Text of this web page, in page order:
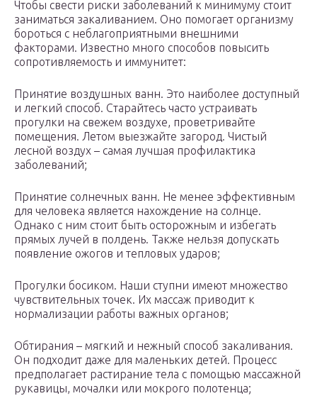
Чтобы свести риски заболеваний к минимуму стоит
заниматься закаливанием. Оно помогает организму
бороться с неблагоприятными внешними
факторами. Известно много способов повысить
сопротивляемость и иммунитет:
Принятие воздушных ванн. Это наиболее доступный
и легкий способ. Старайтесь часто устраивать
прогулки на свежем воздухе, проветривайте
помещения. Летом выезжайте загород. Чистый
лесной воздух – самая лучшая профилактика
заболеваний;
Принятие солнечных ванн. Не менее эффективным
для человека является нахождение на солнце.
Однако с ним стоит быть осторожным и избегать
прямых лучей в полдень. Также нельзя допускать
появление ожогов и тепловых ударов;
Прогулки босиком. Наши ступни имеют множество
чувствительных точек. Их массаж приводит к
нормализации работы важных органов;
Обтирания – мягкий и нежный способ закаливания.
Он подходит даже для маленьких детей. Процесс
предполагает растирание тела с помощью массажной
рукавицы, мочалки или мокрого полотенца;